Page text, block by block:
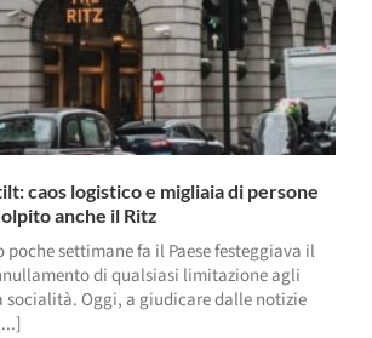
caos logistico e migliaia di persone
anche il Ritz
poche settimane fa il Paese festeggiava il
di qualsiasi limitazione agli
socialità. Oggi, a giudicare dalle notizie